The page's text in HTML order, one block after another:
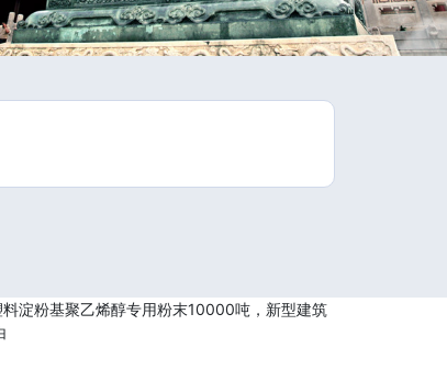
淀粉基聚乙烯醇专用粉末10000吨，新型建筑